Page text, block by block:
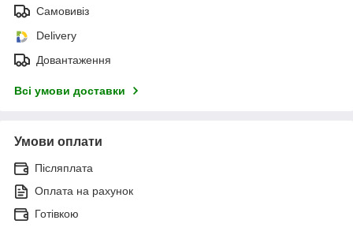
Самовивіз
Delivery
Довантаження
Всі умови доставки
Умови оплати
Післяплата
Оплата на рахунок
Готівкою